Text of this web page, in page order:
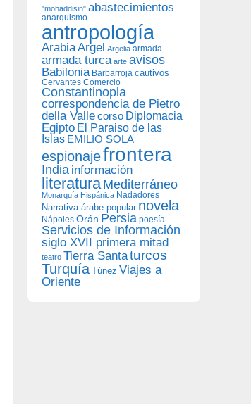
"mohaddisin" abastecimientos
anarquismo
antropología
ArabiaArgel Argelia armada
armada turca arte avisos
Babilonia Barbarroja cautivos
Cervantes Comercio
Constantinopla
correspondencia de Pietro
della Vallecorso Diplomacia
Egipto El Paraiso de las
Islas EMILIO SOLA
espionajefrontera
India información
literatura Mediterráneo
Monarquía Hispánica Nadadores
Narrativa árabe popular novela
Nápoles Orán Persia poesía
Servicios de Información
siglo XVII primera mitad
teatro Tierra Santaturcos
Turquía Túnez Viajes a
Oriente